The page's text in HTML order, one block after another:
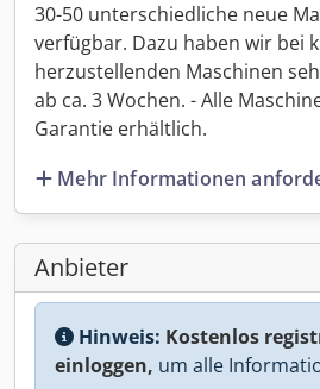
30-50 unterschiedliche neue
verfügbar. Dazu haben wir bei
herzustellenden Maschinen
ab ca. 3 Wochen. - Alle
Garantie erhältlich.
Mehr Informationen
Anbieter
Hinweis: Kostenlos
einloggen, um alle